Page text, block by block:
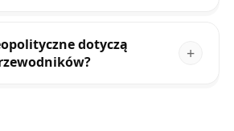
dotyczą